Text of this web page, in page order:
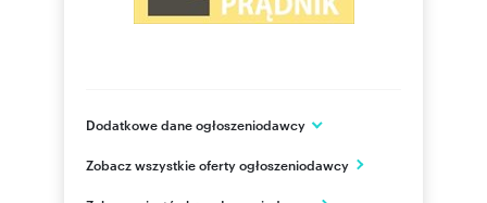
Dodatkowe dane ogłoszeniodawcy
ul. Henryka Pachońskiego 9 / 202
Zobacz wszystkie oferty ogłoszeniodawcy